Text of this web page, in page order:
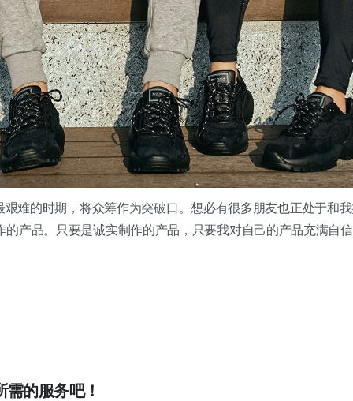
艰难的时期，将众筹作为突破口。想必有很多朋友也正处于和
的产品。只要是诚实制作的产品，只要我对自己的产品充满自
的服务吧！